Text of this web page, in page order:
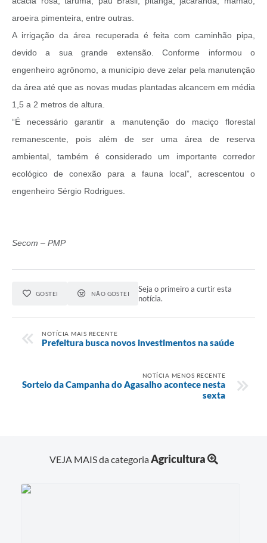
aroeira pimenteira, entre outras.
A irrigação da área recuperada é feita com caminhão pipa,
devido a sua grande extensão. Conforme informou o
engenheiro agrônomo, a município deve zelar pela manutenção
da área até que as novas mudas plantadas alcancem em média
1,5 a 2 metros de altura.
“É necessário garantir a manutenção do maciço florestal
remanescente, pois além de ser uma área de reserva
ambiental, também é considerado um importante corredor
ecológico de conexão para a fauna local”, acrescentou o
engenheiro Sérgio Rodrigues.
Secom – PMP
GOSTEI NÃO GOSTEI
Seja o primeiro a curtir esta
notícia.
NOTÍCIA MAIS RECENTE
Prefeitura busca novos investimentos na saúde
NOTÍCIA MENOS RECENTE
Sorteio da Campanha do Agasalho acontece nesta
sexta
VEJA MAIS da categoriaAgricultura